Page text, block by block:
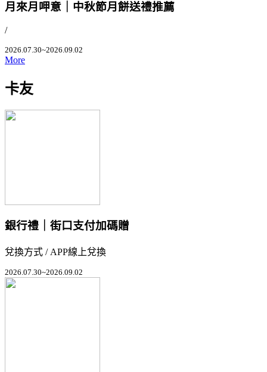
月來月呷意｜中秋節月餅送禮推薦
/
2026.07.30~2026.09.02
More
卡友
銀行禮｜街口支付加碼贈
兌換方式 / APP線上兌換
2026.07.30~2026.09.02